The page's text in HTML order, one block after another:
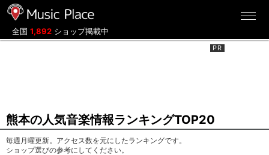
全国 1,892 ショップ掲載中
熊本の人気音楽情報ランキングTOP20
毎週月曜更新。アクセス数を元にしたランキングです。
ショップ選びの参考にしてください。